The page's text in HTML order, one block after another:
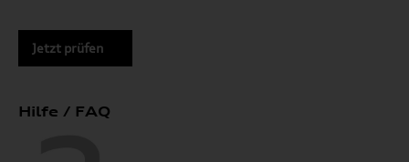
Jetzt prüfen
Hilfe / FAQ